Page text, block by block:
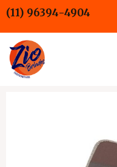
para
o
conteúdo
(11) 96394-4904